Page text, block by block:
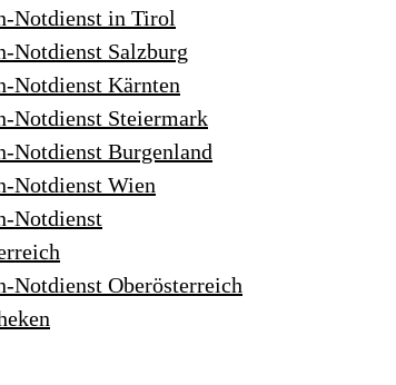
Notdienst in Tirol
Notdienst Salzburg
Notdienst Kärnten
Notdienst Steiermark
Notdienst Burgenland
Notdienst Wien
Notdienst
Notdienst Oberösterreich